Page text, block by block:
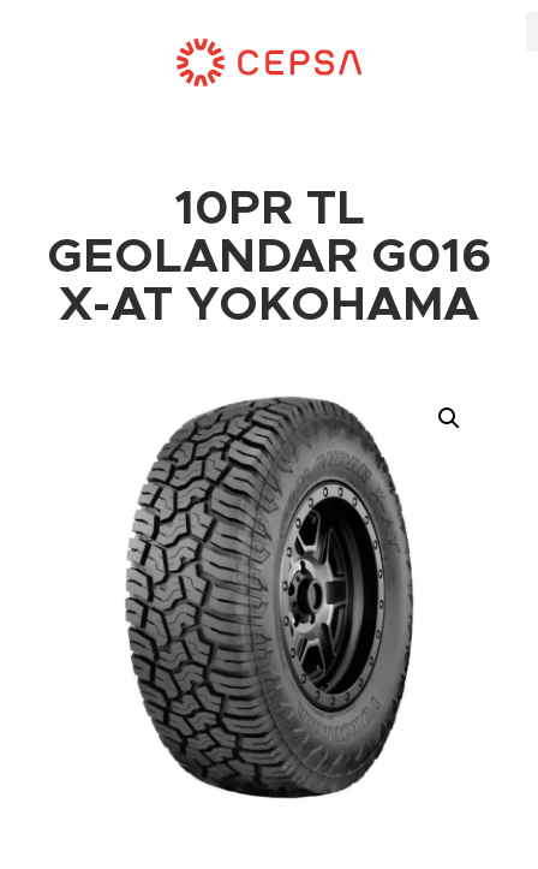
10PR TL
GEOLANDAR G016
X-AT YOKOHAMA